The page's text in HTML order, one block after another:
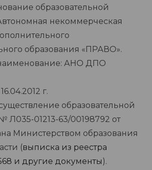
образовательной
некоммерческая
образования «ПРАВО».
АНО ДПО
г.
образовательной
Л035-01213-63/00198792 от
Министерством образования
(выписка из реестра
и другие документы).